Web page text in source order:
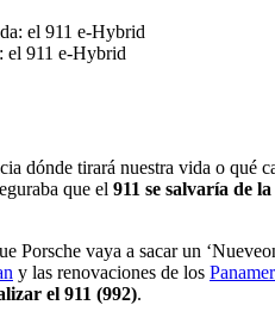
el 911 e-Hybrid
dónde tirará nuestra vida o
que el 911 se salvaría de
Porsche vaya a sacar un
y las renovaciones de los
el 911 (992).